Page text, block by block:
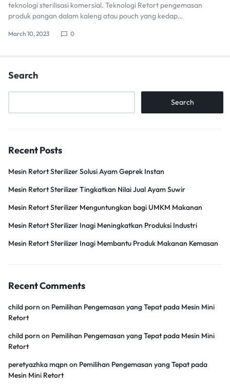
teknologi sterilisasi komersial. Teknologi Retort pengemasan
produk pangan dalam kaleng atau pouch yang kedap…
March 10, 2023 0
Search
Search
Recent Posts
Mesin Retort Sterilizer Solusi Ayam Geprek Instan
Mesin Retort Sterilizer Tingkatkan Nilai Jual Ayam Suwir
Mesin Retort Sterilizer Menguntungkan bagi UMKM Makanan
Mesin Retort Sterilizer Inagi Meningkatkan Produksi Industri
Mesin Retort Sterilizer Inagi Membantu Produk Makanan Kemasan
Recent Comments
child porn on Pemilihan Pengemasan yang Tepat pada Mesin Mini
Retort
child porn on Pemilihan Pengemasan yang Tepat pada Mesin Mini
Retort
peretyazhka mqpn on Pemilihan Pengemasan yang Tepat pada
Mesin Mini Retort